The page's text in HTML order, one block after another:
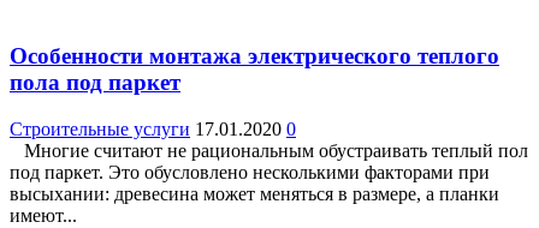
Особенности монтажа электрического теплого
пола под паркет
Строительные услуги 17.01.2020 0
Многие считают не рациональным обустраивать теплый пол
под паркет. Это обусловлено несколькими факторами при
высыхании: древесина может меняться в размере, а планки
имеют...